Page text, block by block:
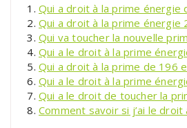
Qui a droit à la prime énergie
Qui a droit à la prime énergie
Qui va toucher la nouvelle
Qui a le droit à la prime
Qui a droit à la prime de 196
Qui a le droit à la prime
Qui a le droit de toucher la
Comment savoir si j’ai le